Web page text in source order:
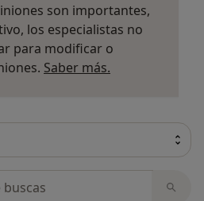
son importantes,
los especialistas no
para modificar o
Saber más.